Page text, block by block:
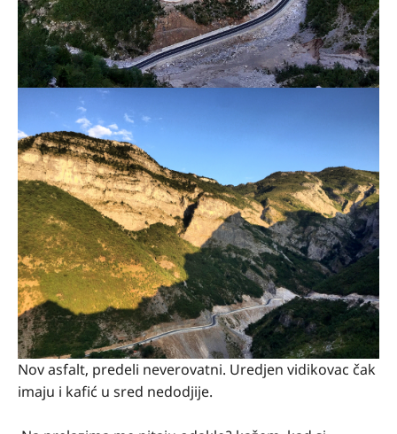
Nov asfalt, predeli neverovatni. Uredjen vidikovac čak
imaju i kafić u sred nedodjije.